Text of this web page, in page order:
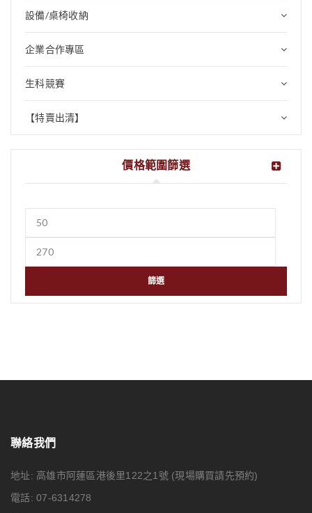
設備/桌椅收納
企業合作專區
生科競賽
【特賣出清】
價格範圍篩選
篩選
聯絡我們
地址: 高雄市阿蓮區港後里122之1號 (現場購買請先預約)
電話: 07-6314278